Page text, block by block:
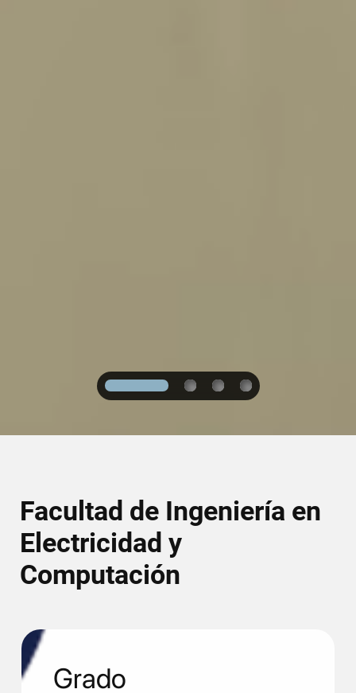
1 2 3 4
Facultad de Ingeniería en
Electricidad y
Computación
Grado